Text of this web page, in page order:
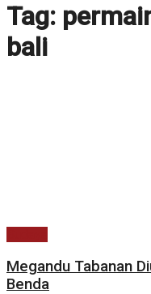
Tag:
bali
Megandu Tabanan
Benda